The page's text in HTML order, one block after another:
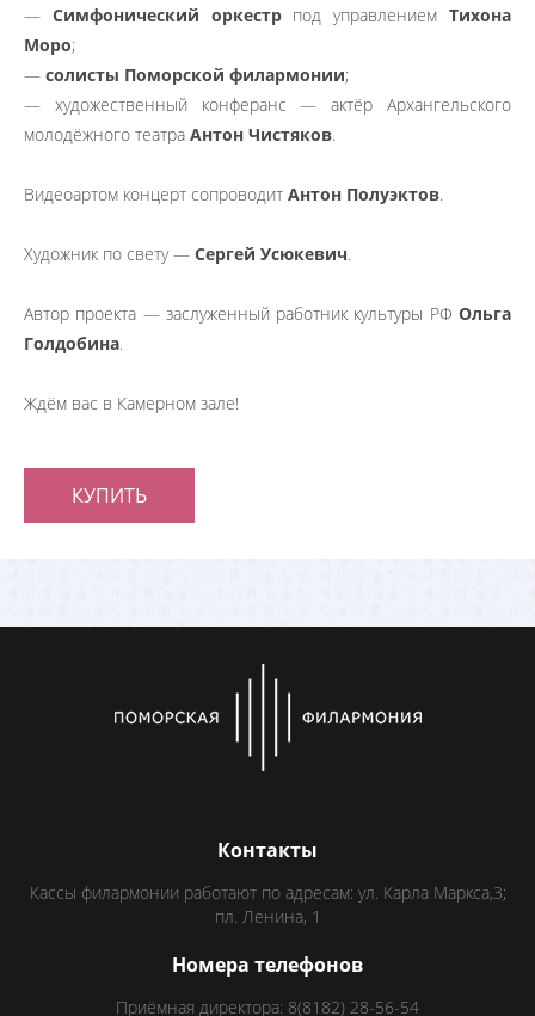
— Симфонический оркестрпод управлениемТихона
Моро;
— солисты Поморской филармонии;
— художественный конферанс — актёр Архангельского
молодёжного театра Антон Чистяков.
Видеоартом концерт сопроводит Антон Полуэктов.
Художник по свету — Сергей Усюкевич.
Автор проекта — заслуженный работник культуры РФ Ольга
Голдобина.
Ждём вас в Камерном зале!
КУПИТЬ
Контакты
Кассы филармонии работают по адресам: ул. Карла Маркса,3;
пл. Ленина, 1
Номера телефонов
Приёмная директора: 8(8182) 28-56-54